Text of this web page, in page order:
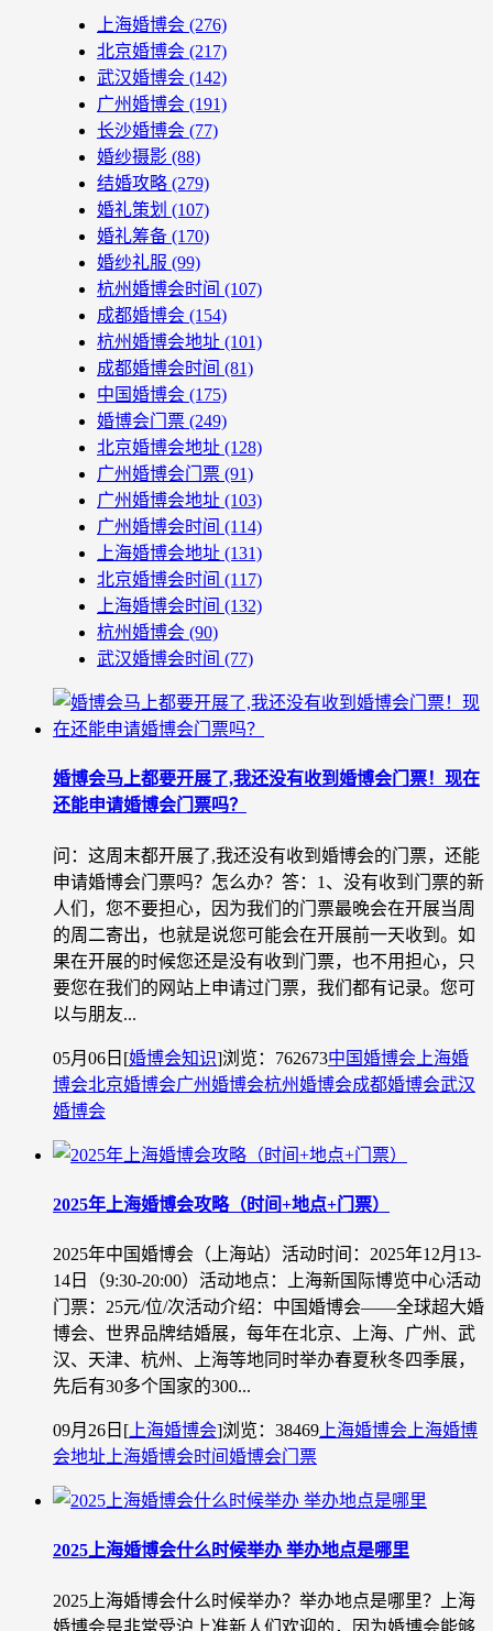
上海婚博会 (276)
北京婚博会 (217)
武汉婚博会 (142)
广州婚博会 (191)
长沙婚博会 (77)
婚纱摄影 (88)
结婚攻略 (279)
婚礼策划 (107)
婚礼筹备 (170)
婚纱礼服 (99)
杭州婚博会时间 (107)
成都婚博会 (154)
杭州婚博会地址 (101)
成都婚博会时间 (81)
中国婚博会 (175)
婚博会门票 (249)
北京婚博会地址 (128)
广州婚博会门票 (91)
广州婚博会地址 (103)
广州婚博会时间 (114)
上海婚博会地址 (131)
北京婚博会时间 (117)
上海婚博会时间 (132)
杭州婚博会 (90)
武汉婚博会时间 (77)
婚博会马上都要开展了,我还没有收到婚博会门票！现在
还能申请婚博会门票吗？
问：这周末都开展了,我还没有收到婚博会的门票，还能
申请婚博会门票吗？怎么办？答：1、没有收到门票的新
人们，您不要担心，因为我们的门票最晚会在开展当周
的周二寄出，也就是说您可能会在开展前一天收到。如
果在开展的时候您还是没有收到门票，也不用担心，只
要您在我们的网站上申请过门票，我们都有记录。您可
以与朋友...
05月06日 [婚博会知识]浏览：762673中国婚博会 上海婚
博会北京婚博会广州婚博会杭州婚博会成都婚博会武汉
婚博会
2025年上海婚博会攻略（时间+地点+门票）
2025年中国婚博会（上海站）活动时间：2025年12月13-
14日（9:30-20:00）活动地点：上海新国际博览中心活动
门票：25元/位/次活动介绍：中国婚博会——全球超大婚
博会、世界品牌结婚展，每年在北京、上海、广州、武
汉、天津、杭州、上海等地同时举办春夏秋冬四季展，
先后有30多个国家的300...
09月26日 [ 上海婚博会]浏览：38469 上海婚博会 上海婚博
会地址 上海婚博会时间婚博会门票
2025上海婚博会什么时候举办 举办地点是哪里
2025上海婚博会什么时候举办？举办地点是哪里？上海
婚博会是非常受沪上准新人们欢迎的，因为婚博会能够